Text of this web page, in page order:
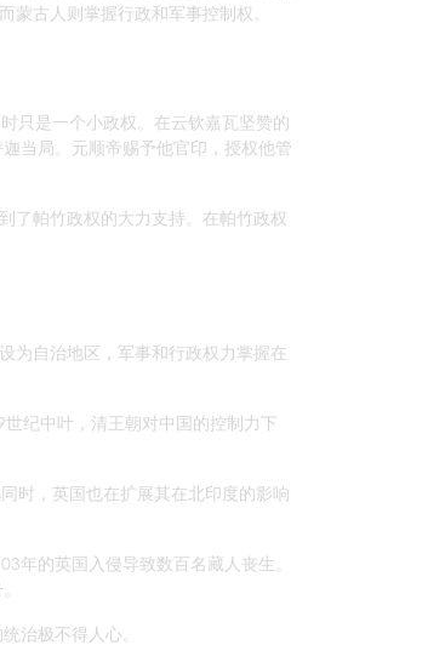
古人则掌握行政和军事控制权。
只是一个小政权。在云钦嘉瓦坚赞的
当局。元顺帝赐予他官印，授权他管
了帕竹政权的大力支持。在帕竹政权
为自治地区，军事和行政权力掌握在
纪中叶，清王朝对中国的控制力下
时，英国也在扩展其在北印度的影响
年的英国入侵导致数百名藏人丧生。
治极不得人心。